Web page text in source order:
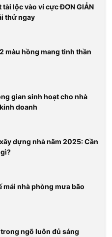
tiềnlộc vào ví cực ĐƠN GIẢN
thử ngay
màu hồng mang tinh thần
gian sinh hoạt cho nhà
doanh
dựng nhà năm 2025: Cần
mái nhà phòng mưa bão
ngõ luôn đủ sáng